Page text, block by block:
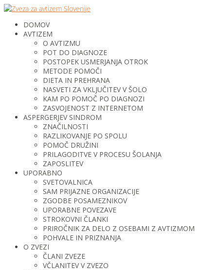
DOMOV
AVTIZEM
O AVTIZMU
POT DO DIAGNOZE
POSTOPEK USMERJANJA OTROK
METODE POMOČI
DIETA IN PREHRANA
NASVETI ZA VKLJUČITEV V ŠOLO
KAM PO POMOČ PO DIAGNOZI
ZASVOJENOST Z INTERNETOM
ASPERGERJEV SINDROM
ZNAČILNOSTI
RAZLIKOVANJE PO SPOLU
POMOČ DRUŽINI
PRILAGODITVE V PROCESU ŠOLANJA
ZAPOSLITEV
UPORABNO
SVETOVALNICA
SAM PRIJAZNE ORGANIZACIJE
ZGODBE POSAMEZNIKOV
UPORABNE POVEZAVE
STROKOVNI ČLANKI
PRIROČNIK ZA DELO Z OSEBAMI Z AVTIZMOM
POHVALE IN PRIZNANJA
O ZVEZI
ČLANI ZVEZE
VČLANITEV V ZVEZO